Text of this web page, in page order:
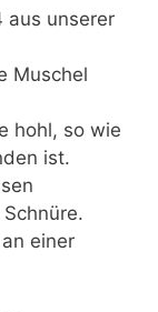
aus unserer
Muschel
hohl, so wie
ist.
einer